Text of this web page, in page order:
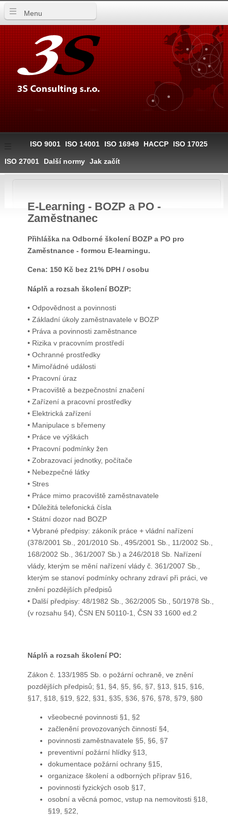
Menu
ISO 9001 ISO 14001 ISO 16949 HACCP ISO 17025
ISO 27001 Další normy Jak začít
E-Learning - BOZP a PO -
Zaměstnanec
Přihláška na Odborné školení BOZP a PO pro
Zaměstnance- formou E-learningu.
Cena: 150 Kč bez 21% DPH / osobu
Náplň a rozsah školení BOZP:
• Odpovědnost a povinnosti
• Základní úkoly zaměstnavatele v BOZP
• Práva a povinnosti zaměstnance
• Rizika v pracovním prostředí
• Ochranné prostředky
• Mimořádné události
• Pracovní úraz
• Pracoviště a bezpečnostní značení
• Zařízení a pracovní prostředky
• Elektrická zařízení
• Manipulace s břemeny
• Práce ve výškách
• Pracovní podmínky žen
• Zobrazovací jednotky, počítače
• Nebezpečné látky
• Stres
• Práce mimo pracoviště zaměstnavatele
• Důležitá telefonická čísla
• Státní dozor nad BOZP
• Vybrané předpisy: zákoník práce + vládní nařízení
(378/2001 Sb., 201/2010 Sb., 495/2001 Sb., 11/2002 Sb.,
168/2002 Sb., 361/2007 Sb.) a 246/2018 Sb. Nařízení
vlády, kterým se mění nařízení vlády č. 361/2007 Sb.,
kterým se stanoví podmínky ochrany zdraví při práci, ve
znění pozdějších předpisů
• Další předpisy: 48/1982 Sb., 362/2005 Sb., 50/1978 Sb.,
(v rozsahu §4), ČSN EN 50110-1, ČSN 33 1600 ed.2
Náplň a rozsah školení PO:
Zákon č. 133/1985 Sb. o požární ochraně, ve znění
pozdějších předpisů; §1, §4, §5, §6, §7, §13, §15, §16,
§17, §18, §19, §22, §31, §35, §36, §76, §78, §79, §80
všeobecné povinnosti §1, §2
začlenění provozovaných činností §4,
povinnosti zaměstnavatele §5, §6, §7
preventivní požární hlídky §13,
dokumentace požární ochrany §15,
organizace školení a odborných příprav §16,
povinnosti fyzických osob §17,
osobní a věcná pomoc, vstup na nemovitosti §18,
§19, §22,